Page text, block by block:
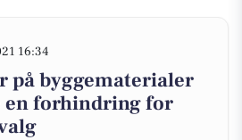
16:34
på byggematerialer
en forhindring for